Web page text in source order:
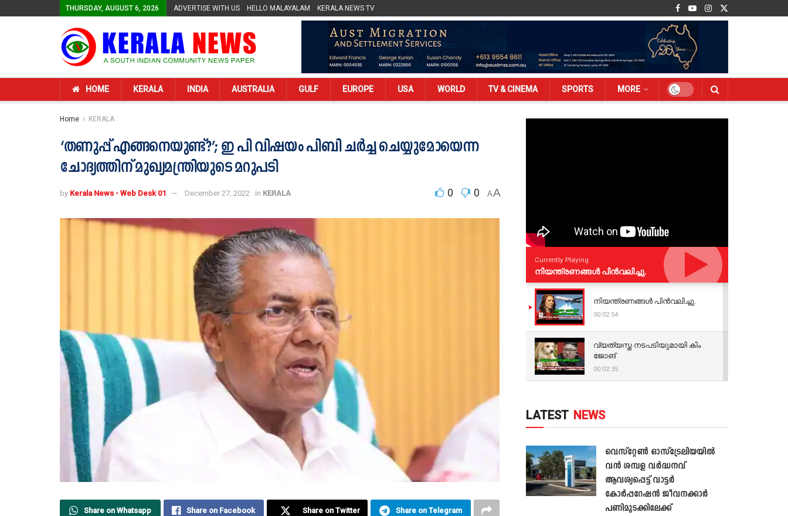
THURSDAY, AUGUST 6, 2026 ADVERTISE WITH US HELLO MALAYALAM KERALA NEWS TV
HOME KERALA INDIA AUSTRALIA GULF EUROPE USA WORLD TV & CINEMA SPORTS MORE
Home KERALA
‘തണുപ്പ് എങ്ങനെയുണ്ട്?’; ഇ പി വിഷയം പിബി ചര്‍ച്ച ചെയ്യുമോയെന്ന
ചോദ്യത്തിന് മുഖ്യമന്ത്രിയുടെ മറുപടി
by Kerala News - Web Desk 01 December 27, 2022 in KERALA 0 0 AA
Share on Whatsapp Share on Facebook Share on Twitter Share on Telegram
Currently Playing
നിയന്ത്രണങ്ങള്‍ പിന്‍വലിച്ചു.
നിയന്ത്രണങ്ങള്‍ പിന്‍വലിച്ചു.
00:02:54
വ്യത്യസ്ത നടപടിയുമായി കിം
ജോങ്
00:02:35
LATEST NEWS
വെസ്റ്റേൺ ഓസ്‌ട്രേലിയയിൽ
വൻ ശമ്പള വർദ്ധനവ്
ആവശ്യപ്പെട്ട് വാട്ടർ
കോർപ്പറേഷൻ ജീവനക്കാർ
പണിമുടക്കിലേക്ക്